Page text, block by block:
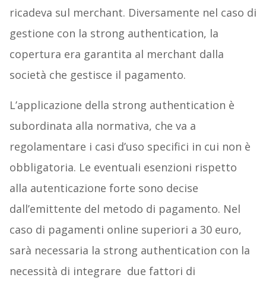
ricadeva sul merchant. Diversamente nel caso di
gestione con la strong authentication, la
copertura era garantita al merchant dalla
società che gestisce il pagamento.
L’applicazione della strong authentication è
subordinata alla normativa, che va a
regolamentare i casi d’uso specifici in cui non è
obbligatoria. Le eventuali esenzioni rispetto
alla autenticazione forte sono decise
dall’emittente del metodo di pagamento. Nel
caso di pagamenti online superiori a 30 euro,
sarà necessaria la strong authentication con la
necessità di integrare due fattori di